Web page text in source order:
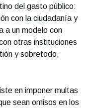
del gasto público:
con la ciudadanía y
a un modelo con
otras instituciones
y sobretodo,
en imponer multas
sean omisos en los